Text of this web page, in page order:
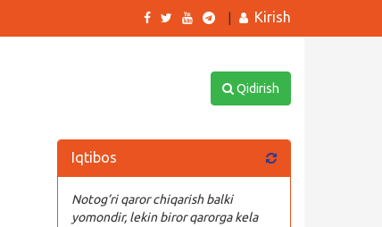
Kirish
Qidirish
Iqtibos
Notog’ri qaror chiqarish balki
yomondir, lekin biror qarorga kela